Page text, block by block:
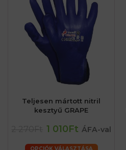
Teljesen mártott nitril
kesztyű GRAPE
1 010Ft ÁFA-val